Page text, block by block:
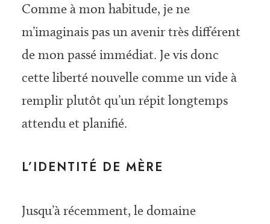
Comme à mon habitude, je ne
m’imaginais pas un avenir très différent
de mon passé immédiat. Je vis donc
cette liberté nouvelle comme un vide à
remplir plutôt qu’un répit longtemps
attendu et planifié.
L’IDENTITÉ DE MÈRE
Jusqu’à récemment, le domaine